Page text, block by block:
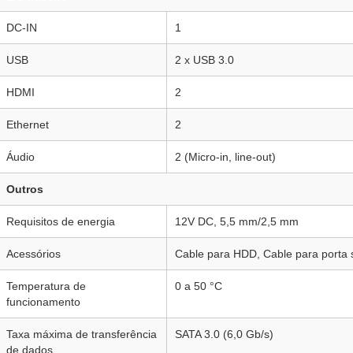
DC-IN 1
USB 2 x USB 3.0
HDMI 2
Ethernet 2
Áudio 2 (Micro-in, line-out)
Outros
Requisitos de energia 12V DC, 5,5 mm/2,5 mm
Acessórios Cable para HDD, Cable para porta
Temperatura de
funcionamento
0 a 50 °C
Taxa máxima de transferência
de dados
SATA 3.0 (6,0 Gb/s)